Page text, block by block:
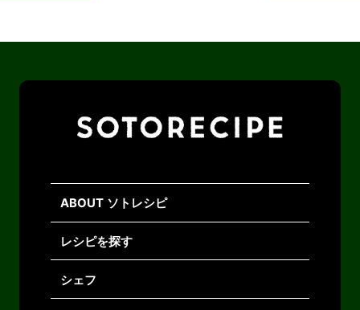
ABOUT ソトレシピ
レシピを探す
シェフ